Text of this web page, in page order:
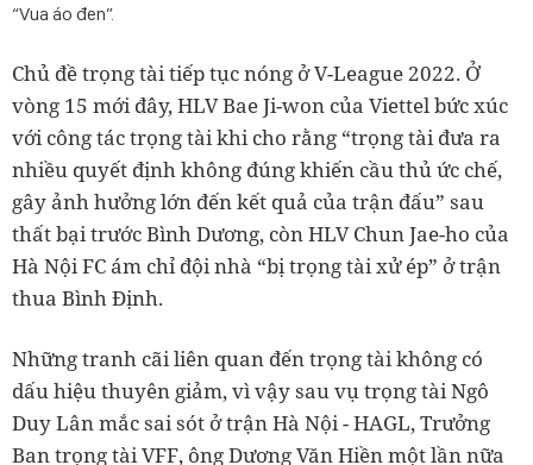
“Vua áo đen”.
Chủ đề trọng tài tiếp tục nóng ở V-League 2022. Ở
vòng 15 mới đây, HLV Bae Ji-won của Viettel bức xúc
với công tác trọng tài khi cho rằng “trọng tài đưa ra
nhiều quyết định không đúng khiến cầu thủ ức chế,
gây ảnh hưởng lớn đến kết quả của trận đấu” sau
thất bại trước Bình Dương, còn HLV Chun Jae-ho của
Hà Nội FC ám chỉ đội nhà “bị trọng tài xử ép” ở trận
thua Bình Định.
Những tranh cãi liên quan đến trọng tài không có
dấu hiệu thuyên giảm, vì vậy sau vụ trọng tài Ngô
Duy Lân mắc sai sót ở trận Hà Nội - HAGL, Trưởng
Ban trọng tài VFF, ông Dương Văn Hiền một lần nữa